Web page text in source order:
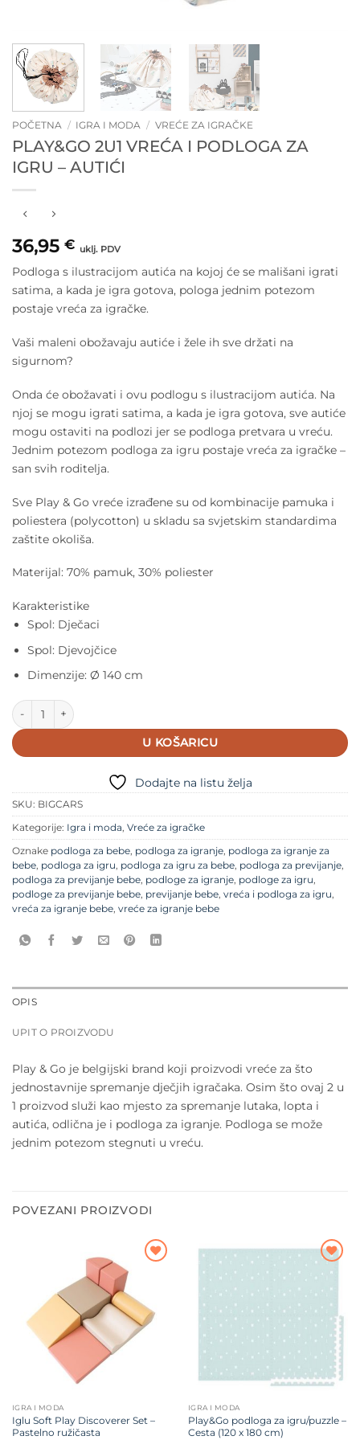
POČETNA / IGRA I MODA / VREĆE ZA IGRAČKE
PLAY&GO 2U1 VREĆA I PODLOGA ZA
IGRU – AUTIĆI
36,95 € uklj. PDV
Podloga s ilustracijom autića na kojoj će se mališani igrati
satima, a kada je igra gotova, pologa jednim potezom
postaje vreća za igračke.
Vaši maleni obožavaju autiće i žele ih sve držati na
sigurnom?
Onda će obožavati i ovu podlogu s ilustracijom autića. Na
njoj se mogu igrati satima, a kada je igra gotova, sve autiće
mogu ostaviti na podlozi jer se podloga pretvara u vreću.
Jednim potezom podloga za igru postaje vreća za igračke –
san svih roditelja.
Sve Play & Go vreće izrađene su od kombinacije pamuka i
poliestera (polycotton) u skladu sa svjetskim standardima
zaštite okoliša.
Materijal: 70% pamuk, 30% poliester
Karakteristike
Spol: Dječaci
Spol: Djevojčice
Dimenzije: Ø 140 cm
Play&Go 2u1 vreća i podloga za igru - Autići količina
U KOŠARICU
Dodajte na listu želja
SKU: BIGCARS
Kategorije: Igra i moda Vreće za igračke
Oznake podloga za bebe podloga za igranje podloga za igranje za
bebe podloga za igru podloga za igru za bebe podloga za previjanje
podloga za previjanje bebe podloge za igranje podloge za igru
podloge za previjanje bebe previjanje bebe vreća i podloga za igru
vreća za igranje bebe vreće za igranje bebe
OPIS
UPIT O PROIZVODU
Play & Go je belgijski brand koji proizvodi vreće za što
jednostavnije spremanje dječjih igračaka. Osim što ovaj 2 u
1 proizvod služi kao mjesto za spremanje lutaka, lopta i
autića, odlična je i podloga za igranje. Podloga se može
jednim potezom stegnuti u vreću.
POVEZANI PROIZVODI
IGRA I MODA
Iglu Soft Play Discoverer Set –
Pastelno ružičasta
Dodajte
želja
IGRA I MODA
Play&Go podloga za igru/puzzle –
Cesta (120 x 180 cm)